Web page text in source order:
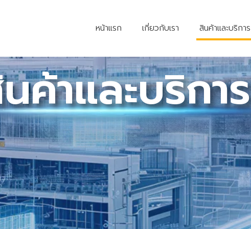
หน้าแรก เกี่ยวกับเรา สินค้าและบริการ
ค้าและบริการ